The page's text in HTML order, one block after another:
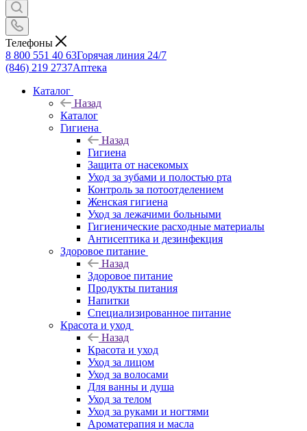
Телефоны
8 800 551 40 63Горячая линия 24/7
(846) 219 2737Аптека
Каталог
Назад
Каталог
Гигиена
Назад
Гигиена
Защита от насекомых
Уход за зубами и полостью рта
Контроль за потоотделением
Женская гигиена
Уход за лежачими больными
Гигиенические расходные материалы
Антисептика и дезинфекция
Здоровое питание
Назад
Здоровое питание
Продукты питания
Напитки
Специализированное питание
Красота и уход
Назад
Красота и уход
Уход за лицом
Уход за волосами
Для ванны и душа
Уход за телом
Уход за руками и ногтями
Ароматерапия и масла